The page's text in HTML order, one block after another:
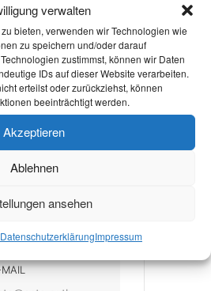
verwalten
bieten, verwenden wir Technologien wie
zu speichern und/oder darauf
zustimmst, können wir Daten
IDs auf dieser Website verarbeiten.
erteilst oder zurückziehst, können
beeinträchtigt werden.
Akzeptieren
Ablehnen
ansehen
DatenschutzerklärungImpressum
DER RWTH